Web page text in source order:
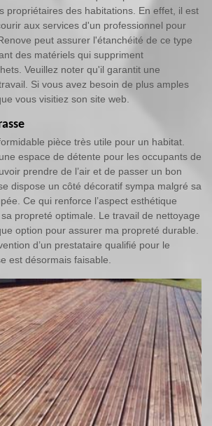
propriétaires des habitations. En effet, il est
aux services d'un professionnel pour
peut assurer l'étanchéité de ce type
des matériels qui suppriment
Veuillez noter qu'il garantit une
Si vous avez besoin de plus amples
vous visitiez son site web.
pièce très utile pour un habitat.
espace de détente pour les occupants de
prendre de l’air et de passer un bon
dispose un côté décoratif sympa malgré sa
Ce qui renforce l’aspect esthétique
sa propreté optimale. Le travail de nettoyage
option pour assurer ma propreté durable.
d’un prestataire qualifié pour le
est désormais faisable.